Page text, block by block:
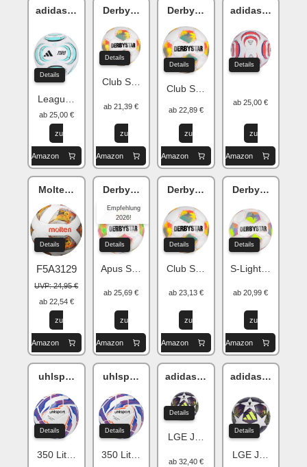
adidas Tiro
Details
League J290
ab 25,00 €
zu
Amazon
Derbystar v26
Details
Club S-Light 290g
ab 21,39 €
zu
Amazon
Derbystar v26
Details
Club S-Light 290g
ab 22,89 €
zu
Amazon
adidas Tiro
Details
ab 25,00 €
zu
Amazon
Molten Leichtball
Details
F5A3129
UVP: 24,95 €
ab 22,54 €
zu
Amazon
Derbystar Bundesliga v26
Empfehlung
2026!
Details
Apus S-Light 290g
ab 25,69 €
zu
Amazon
Derbystar Bundesliga v26
Details
Club S-Light 290g
ab 23,13 €
zu
Amazon
Derbystar
Details
S-Light 290g
ab 20,99 €
zu
Amazon
uhlsport Addglue
Details
350 Lite Match
uhlsport Addglue
Details
350 Lite Match
adidas Champions League
Details
LGE J350
ab 32,40 €
adidas
Details
LGE J350